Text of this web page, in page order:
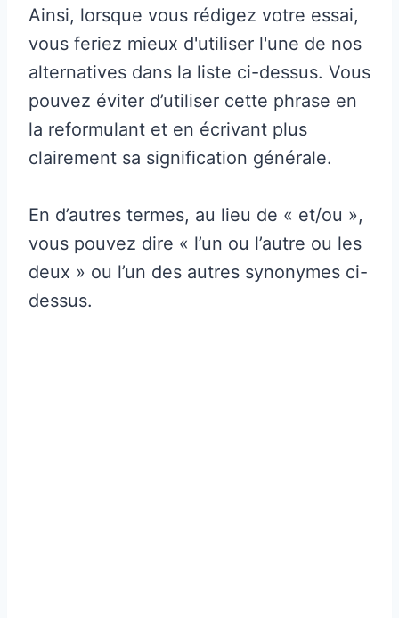
Ainsi, lorsque vous rédigez votre essai,
vous feriez mieux d'utiliser l'une de nos
alternatives dans la liste ci-dessus. Vous
pouvez éviter d’utiliser cette phrase en
la reformulant et en écrivant plus
clairement sa signification générale.
En d’autres termes, au lieu de « et/ou »,
vous pouvez dire « l’un ou l’autre ou les
deux » ou l’un des autres synonymes ci-
dessus.